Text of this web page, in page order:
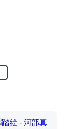
2023/03/27
収されないけ